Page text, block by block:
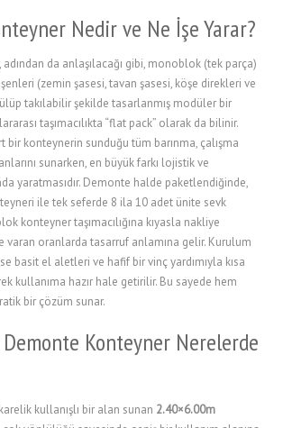
Nedir ve Ne İşe Yarar?
da anlaşılacağı gibi, monoblok (tek parça)
(zemin şasesi, tavan şasesi, köşe direkleri ve
takılabilir şekilde tasarlanmış modüler bir
taşımacılıkta “flat pack” olarak da bilinir.
bir konteynerin sunduğu tüm barınma, çalışma
sunarken, en büyük farkı lojistik ve
yaratmasıdır. Demonte halde paketlendiğinde,
ile tek seferde 8 ila 10 adet ünite sevk
konteyner taşımacılığına kıyasla nakliye
varan oranlarda tasarruf anlamına gelir. Kurulum
basit el aletleri ve hafif bir vinç yardımıyla kısa
kullanıma hazır hale getirilir. Bu sayede hem
bir çözüm sunar.
Konteyner Nerelerde
kullanışlı bir alan sunan 2.40×6.00m